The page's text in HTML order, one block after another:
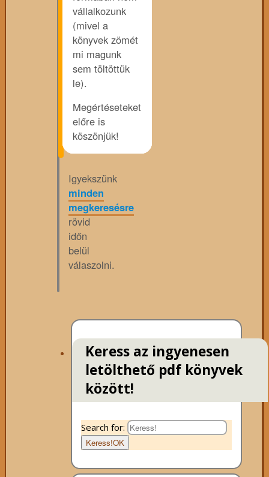
vállalkozunk
(mivel a
könyvek zömét
mi magunk
sem töltöttük
le).
Megértéseteket
előre is
köszönjük!
Igyekszünk
minden
megkeresésre
rövid
időn
belül
válaszolni.
Keress az ingyenesen
letölthető pdf könyvek
között!
Search for:
Keress!OK